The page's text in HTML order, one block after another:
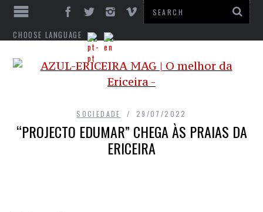
CHOOSE LANGUAGE
SOCIEDADE 29/07/2022
“PROJECTO EDUMAR” CHEGA ÀS PRAIAS DA
ERICEIRA